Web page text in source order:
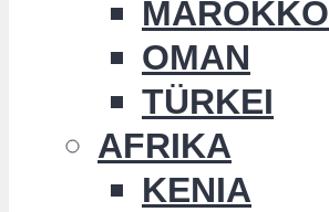
MAROKKO
OMAN
TÜRKEI
AFRIKA
KENIA